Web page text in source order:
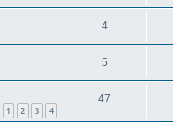
4
5
1 2 3 4
47